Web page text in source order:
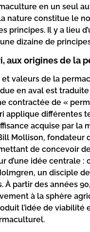
en un seul
nature constitue le
principes. Il y a lieu
dizaine de
aux origines de la
et valeurs de la
en aval est
contractée de «
applique différentes
acquise par la
Mollison, fondateur
de concevoir
d’une idée centrale
un disciple
À partir des années
à la sphère
l’idée de viabilité